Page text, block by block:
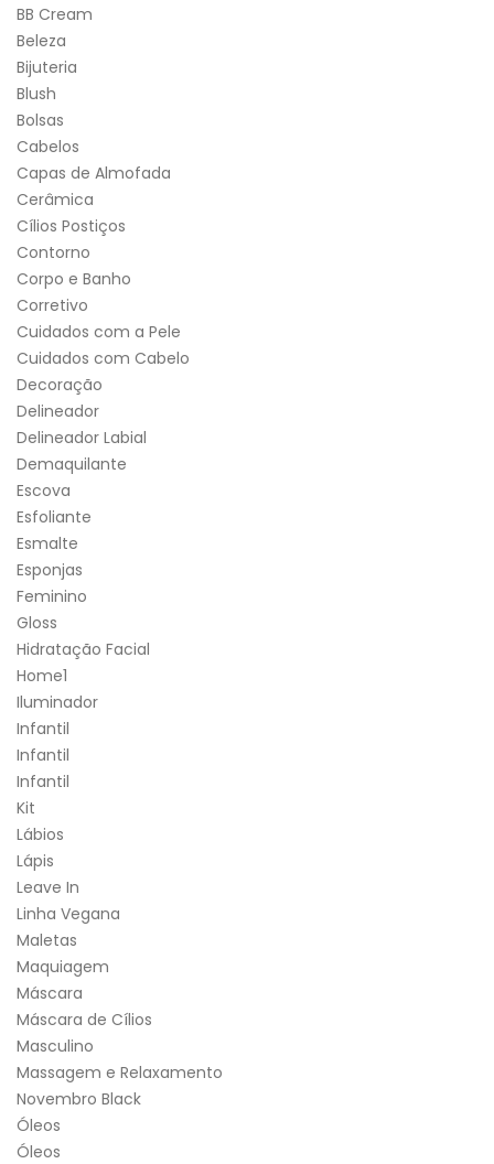
BB Cream
Beleza
Bijuteria
Blush
Bolsas
Cabelos
Capas de Almofada
Cerâmica
Cílios Postiços
Contorno
Corpo e Banho
Corretivo
Cuidados com a Pele
Cuidados com Cabelo
Decoração
Delineador
Delineador Labial
Demaquilante
Escova
Esfoliante
Esmalte
Esponjas
Feminino
Gloss
Hidratação Facial
Home1
Iluminador
Infantil
Infantil
Infantil
Kit
Lábios
Lápis
Leave In
Linha Vegana
Maletas
Maquiagem
Máscara
Máscara de Cílios
Masculino
Massagem e Relaxamento
Novembro Black
Óleos
Óleos